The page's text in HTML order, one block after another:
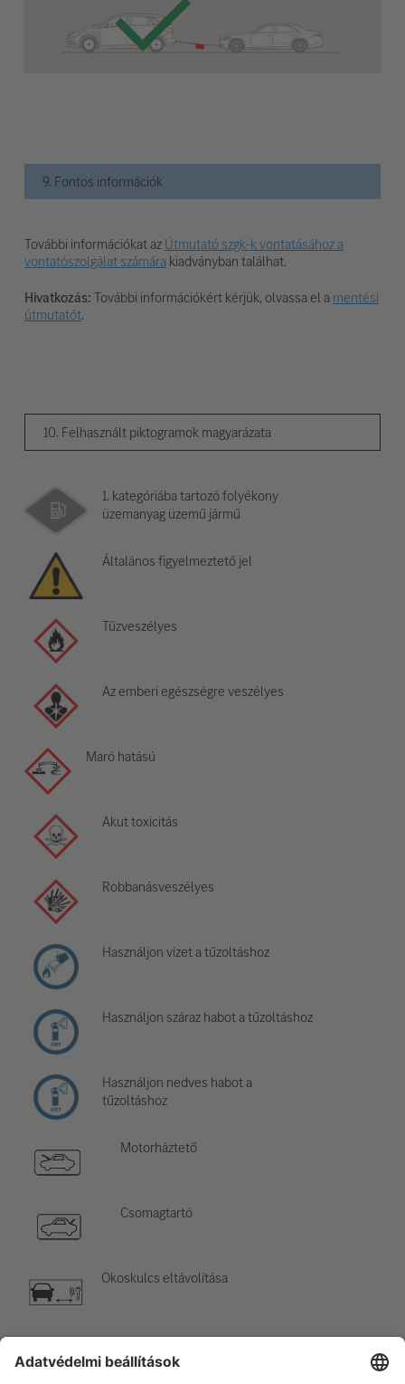
9. Fontos információk
További információkat azÚtmutató szgk-k vontatásához a
vontatószolgálat számárakiadványban találhat.
Hivatkozás:További információkért kérjük, olvassa el amentési
útmutatót.
10. Felhasznált piktogramok magyarázata
1. kategóriába tartozó folyékony
üzemanyag üzemű jármű
Általános figyelmeztető jel
Tűzveszélyes
Az emberi egészségre veszélyes
Maró hatású
Akut toxicitás
Robbanásveszélyes
Használjon vizet a tűzoltáshoz
Használjon száraz habot a tűzoltáshoz
Használjon nedves habot a
tűzoltáshoz
Motorháztető
Csomagtartó
Okoskulcs eltávolítása
Légkondicionáló elem